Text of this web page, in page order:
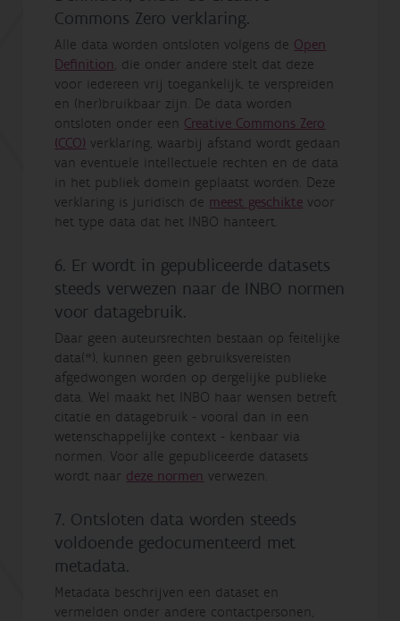
Commons Zero verklaring.
Alle data worden ontsloten volgens de Open
Definition, die onder andere stelt dat deze
voor iedereen vrij toegankelijk, te verspreiden
en (her)bruikbaar zijn. De data worden
ontsloten onder een Creative Commons Zero
(CCO) verklaring, waarbij afstand wordt gedaan
van eventuele intellectuele rechten en de data
in het publiek domein geplaatst worden. Deze
verklaring is juridisch de meest geschikte voor
het type data dat het INBO hanteert.
6. Er wordt in gepubliceerde datasets
steeds verwezen naar de INBO normen
voor datagebruik.
Daar geen auteursrechten bestaan op feitelijke
data(*), kunnen geen gebruiksvereisten
afgedwongen worden op dergelijke publieke
data. Wel maakt het INBO haar wensen betreft
citatie en datagebruik - vooral dan in een
wetenschappelijke context - kenbaar via
normen. Voor alle gepubliceerde datasets
wordt naar deze normen verwezen.
7. Ontsloten data worden steeds
voldoende gedocumenteerd met
metadata.
Metadata beschrijven een dataset en
vermelden onder andere contactpersonen,